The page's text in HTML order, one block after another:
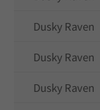
Dusky Raven
Dusky Raven
Dusky Raven